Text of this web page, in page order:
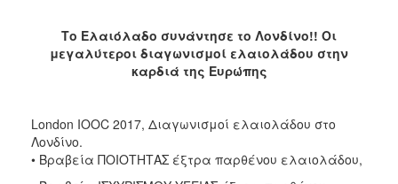
2019
2016
2015
Το Ελαιόλαδο συνάντησε το Λονδίνο!! Οι
μεγαλύτεροι διαγωνισμοί ελαιολάδου στην
καρδιά της Ευρώπης
London IOOC 2017, Διαγωνισμοί ελαιολάδου στο
Λονδίνο.
• Βραβεία ΠΟΙΟΤΗΤΑΣ έξτρα παρθένου ελαιολάδου,